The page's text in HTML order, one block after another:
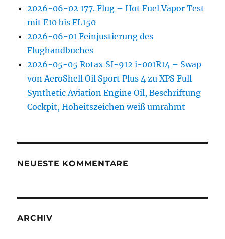
2026-06-02 177. Flug – Hot Fuel Vapor Test
mit E10 bis FL150
2026-06-01 Feinjustierung des
Flughandbuches
2026-05-05 Rotax SI-912 i-001R14 – Swap
von AeroShell Oil Sport Plus 4 zu XPS Full
Synthetic Aviation Engine Oil, Beschriftung
Cockpit, Hoheitszeichen weiß umrahmt
NEUESTE KOMMENTARE
ARCHIV